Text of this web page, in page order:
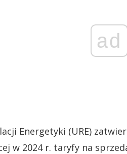
ad
Energetyki (URE)
w 2024 r. taryfy na